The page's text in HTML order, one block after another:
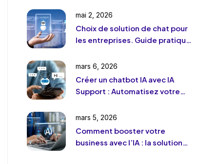
mai 2, 2026
Choix de solution de chat pour
les entreprises. Guide pratique
mars 6, 2026
Créer un chatbot IA avec IA
Support : Automatisez votre
déshumaniser)
mars 5, 2026
Comment booster votre
business avec l’IA : la solution